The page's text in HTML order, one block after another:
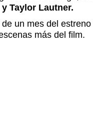
Taylor Lautner.
un mes del
más del film.